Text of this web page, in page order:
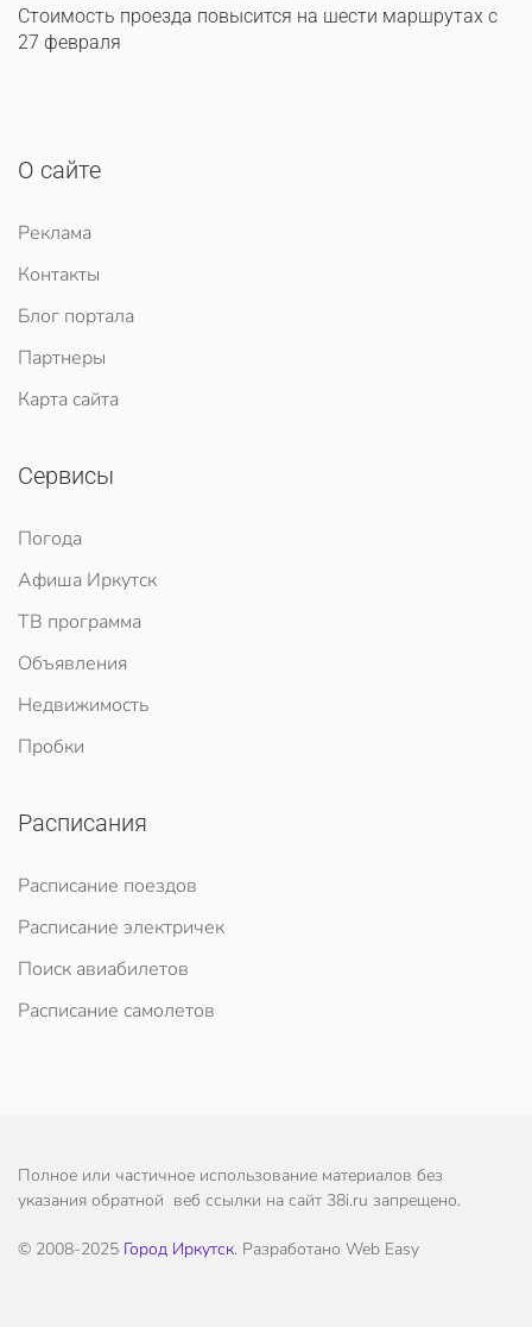
Стоимость проезда повысится на шести маршрутах с
27 февраля
О сайте
Реклама
Контакты
Блог портала
Партнеры
Карта сайта
Сервисы
Погода
Афиша Иркутск
ТВ программа
Объявления
Недвижимость
Пробки
Расписания
Расписание поездов
Расписание электричек
Поиск авиабилетов
Расписание самолетов
Полное или частичное использование материалов без
указания обратной веб ссылки на сайт 38i.ru запрещено.
© 2008-2025 Город Иркутск. Разработано Web Easy